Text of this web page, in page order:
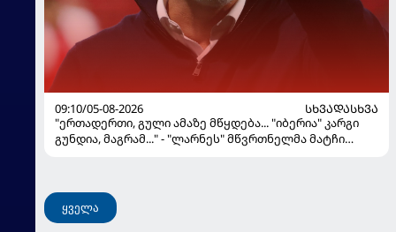
09:10/05-08-2026
ᲡᲮᲕᲐᲓᲐᲡᲮᲕᲐ
"ერთადერთი, გული ამაზე მწყდება... "იბერია" კარგი
გუნდია, მაგრამ..." - "ლარნეს" მწვრთნელმა მატჩი
ყველა